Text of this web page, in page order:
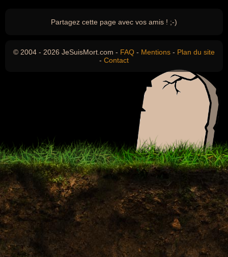
Partagez cette page avec vos amis ! ;-)
© 2004 - 2026 JeSuisMort.com - FAQ - Mentions - Plan du site
- Contact